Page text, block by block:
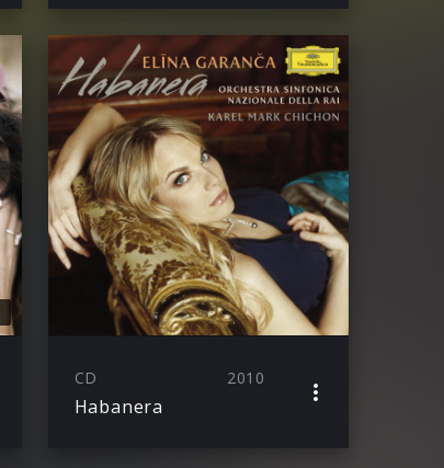
CD 2010
Habanera